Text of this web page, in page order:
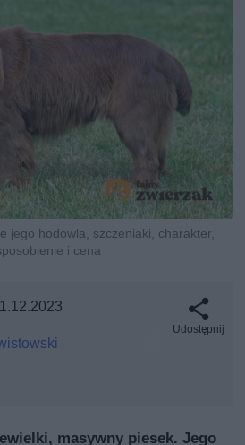
jego hodowla, szczeniaki, charakter,
i cena
Udostępnij
masywny piesek. Jego